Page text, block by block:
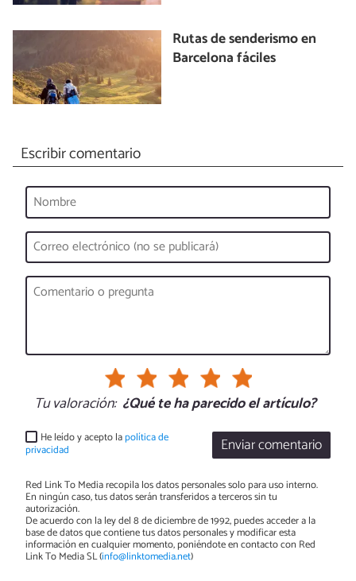
Rutas de senderismo en
Barcelona fáciles
Escribir comentario
Tu valoración: ¿Qué te ha parecido el artículo?
Enviar comentario
He leído y acepto lapolítica de
privacidad
Red Link To Media recopila los datos personales solo para uso interno.
En ningún caso, tus datos serán transferidos a terceros sin tu
autorización.
De acuerdo con la ley del 8 de diciembre de 1992, puedes acceder a la
base de datos que contiene tus datos personales y modificar esta
información en cualquier momento, poniéndote en contacto con Red
Link To Media SL (info@linktomedia.net)